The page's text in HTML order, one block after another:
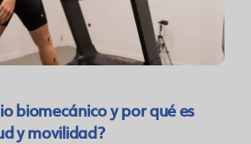
biomecánico y por qué es
y movilidad?